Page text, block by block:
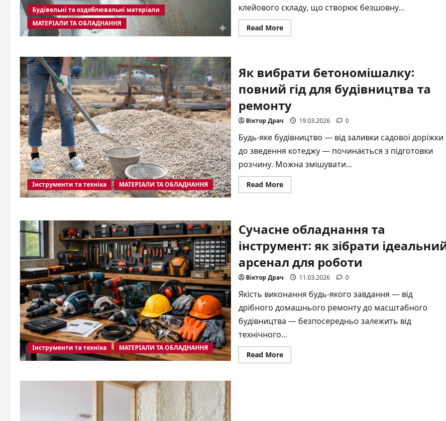
Будівельні та оздоблювальні матеріали
МАТЕРІАЛИ ТА ОБЛАДНАННЯ
клейового складу, що створює безшовну...
Read MoreRead
more
шпалери:
покрокова
інструкція
2026
Інструменти та техніка МАТЕРІАЛИ ТА ОБЛАДНАННЯ
Як вибрати бетономішалку:
повний гід для будівництва та
ремонту
Віктор Драч 19.03.2026 0
Будь-яке будівництво — від заливки садової доріжки
до зведення котеджу — починається з підготовки
розчину. Можна змішувати...
Read MoreRead
more
повний
гід
будівництва
та
ремонту
Інструменти та техніка МАТЕРІАЛИ ТА ОБЛАДНАННЯ
Сучасне обладнання та
інструмент: як зібрати
арсенал для роботи
Віктор Драч 11.03.2026 0
Якість виконання будь-якого завдання — від
дрібного домашнього ремонту до масштабного
будівництва — безпосередньо залежить від
технічного...
Read MoreRead
more